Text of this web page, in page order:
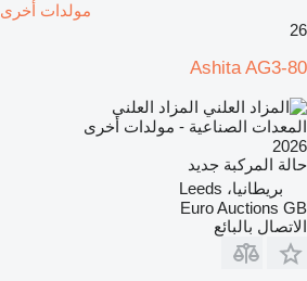
مولدات أخرى Ashita AG3-80
26
Ashita AG3-80
المزاد العلني
المعدات الصناعية - مولدات أخرى
2026
حالة المركبة جديد
بريطانيا، Leeds
Euro Auctions GB
الاتصال بالبائع